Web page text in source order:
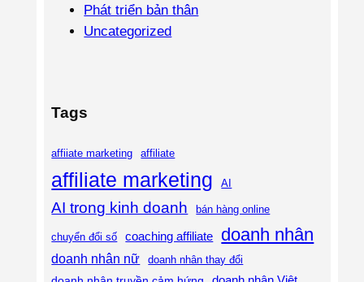
Phát triển bản thân
Uncategorized
Tags
affiiate marketing affiliate
affiliate marketing AI
AI trong kinh doanh bán hàng online
chuyển đổi số coaching affiliate doanh nhân
doanh nhân nữ doanh nhân thay đổi